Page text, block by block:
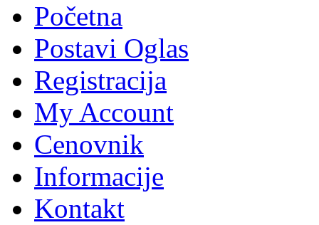
Početna
Postavi Oglas
Registracija
My Account
Cenovnik
Informacije
Kontakt